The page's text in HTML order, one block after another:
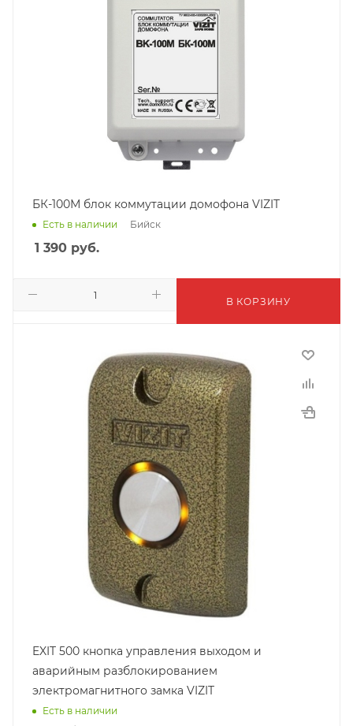
БК-100М блок коммутации домофона VIZIT
Есть в наличии Бийск
1 390 руб.
В КОРЗИНУ
EXIT 500 кнопка управления выходом и
аварийным разблокированием
электромагнитного замка VIZIT
Есть в наличии